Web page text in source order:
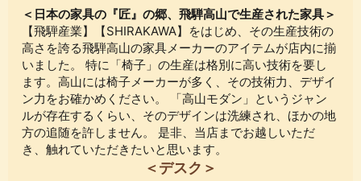
＜日本の家具の『匠』の郷、飛騨高山で生産された家具＞
【飛騨産業】【SHIRAKAWA】をはじめ、その生産技術の
高さを誇る飛騨高山の家具メーカーのアイテムが店内に揃
いました。 特に「椅子」の生産は格別に高い技術を要し
ます。高山には椅子メーカーが多く、その技術力、デザイ
ン力をお確かめください。 「高山モダン」というジャン
ルが存在するくらい、そのデザインは洗練され、ほかの地
方の追随を許しません。 是非、当店までお越しいただ
き、触れていただきたいと思います。
＜デスク＞